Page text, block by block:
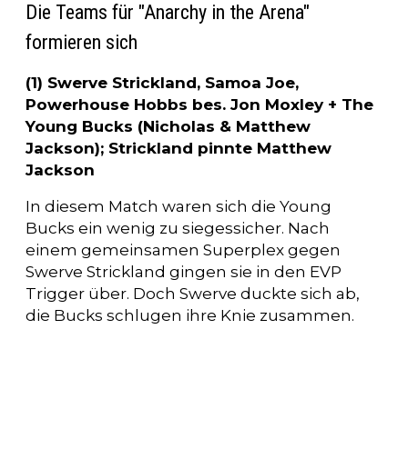
Die Teams für "Anarchy in the Arena"
formieren sich
(1) Swerve Strickland, Samoa Joe,
Powerhouse Hobbs bes. Jon Moxley + The
Young Bucks (Nicholas & Matthew
Jackson); Strickland pinnte Matthew
Jackson
In diesem Match waren sich die Young
Bucks ein wenig zu siegessicher. Nach
einem gemeinsamen Superplex gegen
Swerve Strickland gingen sie in den EVP
Trigger über. Doch Swerve duckte sich ab,
die Bucks schlugen ihre Knie zusammen.